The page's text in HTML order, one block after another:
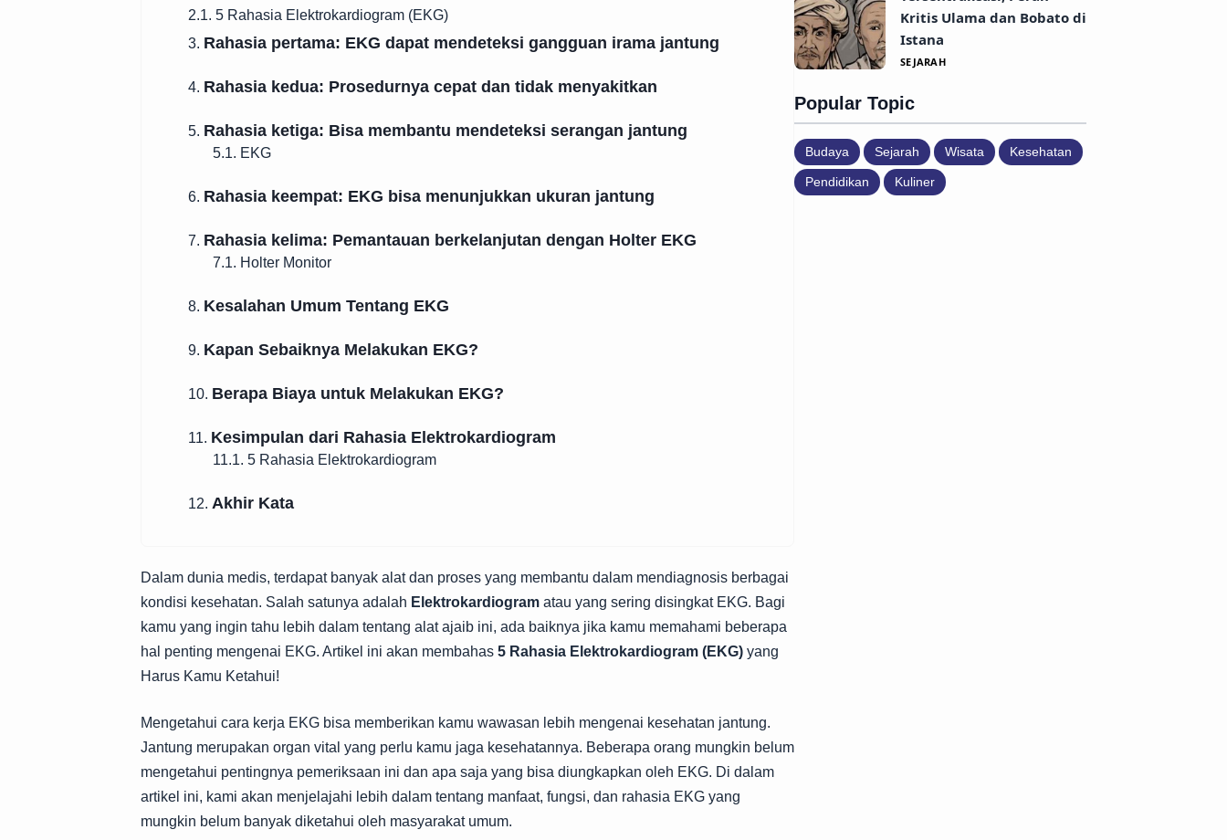
2.1. 5 Rahasia Elektrokardiogram (EKG)
3. Rahasia pertama: EKG dapat mendeteksi gangguan irama jantung
4. Rahasia kedua: Prosedurnya cepat dan tidak menyakitkan
5. Rahasia ketiga: Bisa membantu mendeteksi serangan jantung
5.1. EKG
6. Rahasia keempat: EKG bisa menunjukkan ukuran jantung
7. Rahasia kelima: Pemantauan berkelanjutan dengan Holter EKG
7.1. Holter Monitor
8. Kesalahan Umum Tentang EKG
9. Kapan Sebaiknya Melakukan EKG?
10. Berapa Biaya untuk Melakukan EKG?
11. Kesimpulan dari Rahasia Elektrokardiogram
11.1. 5 Rahasia Elektrokardiogram
12. Akhir Kata
Dalam dunia medis, terdapat banyak alat dan proses yang membantu dalam mendiagnosis berbagai
kondisi kesehatan. Salah satunya adalah Elektrokardiogram atau yang sering disingkat EKG. Bagi
kamu yang ingin tahu lebih dalam tentang alat ajaib ini, ada baiknya jika kamu memahami beberapa
hal penting mengenai EKG. Artikel ini akan membahas 5 Rahasia Elektrokardiogram (EKG) yang
Harus Kamu Ketahui!
Mengetahui cara kerja EKG bisa memberikan kamu wawasan lebih mengenai kesehatan jantung.
Jantung merupakan organ vital yang perlu kamu jaga kesehatannya. Beberapa orang mungkin belum
mengetahui pentingnya pemeriksaan ini dan apa saja yang bisa diungkapkan oleh EKG. Di dalam
artikel ini, kami akan menjelajahi lebih dalam tentang manfaat, fungsi, dan rahasia EKG yang
mungkin belum banyak diketahui oleh masyarakat umum.
Kritis Ulama dan Bobato di
Istana
SEJARAH
Popular Topic
Budaya Sejarah Wisata Kesehatan
Pendidikan Kuliner